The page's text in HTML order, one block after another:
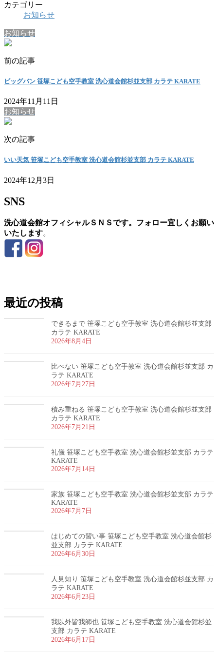
カテゴリー
お知らせ
お知らせ
前の記事
ビッグバン 笹塚こども空手教室 洗心道会館杉並支部 カラテ KARATE
2024年11月11日
お知らせ
次の記事
いい天気 笹塚こども空手教室 洗心道会館杉並支部 カラテ KARATE
2024年12月3日
SNS
洗心道会館オフィシャルＳＮＳです。フォロー宜しくお願い
いたします。
最近の投稿
できるまで 笹塚こども空手教室 洗心道会館杉並支部
カラテ KARATE
2026年8月4日
比べない 笹塚こども空手教室 洗心道会館杉並支部 カ
ラテ KARATE
2026年7月27日
積み重ねる 笹塚こども空手教室 洗心道会館杉並支部
カラテ KARATE
2026年7月21日
礼儀 笹塚こども空手教室 洗心道会館杉並支部 カラテ
KARATE
2026年7月14日
家族 笹塚こども空手教室 洗心道会館杉並支部 カラテ
KARATE
2026年7月7日
はじめての習い事 笹塚こども空手教室 洗心道会館杉
並支部 カラテ KARATE
2026年6月30日
人見知り 笹塚こども空手教室 洗心道会館杉並支部 カ
ラテ KARATE
2026年6月23日
我以外皆我師也 笹塚こども空手教室 洗心道会館杉並
支部 カラテ KARATE
2026年6月17日